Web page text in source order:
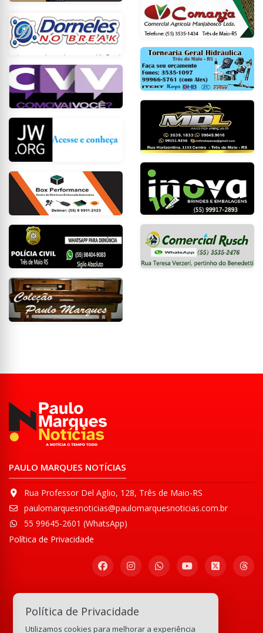
PAULO MARQUES NOTÍCIAS
Rua Professor Del Aglio, 128, Três de Maio-RS
paulomarquesnoticias@paulomarquesnoticias.com.br
55 99645-2601 (WhatsApp)
Política de Privacidade
Comunidade WhatsApp
Política de Privacidade
Utilizamos cookies para melhorar a experiência